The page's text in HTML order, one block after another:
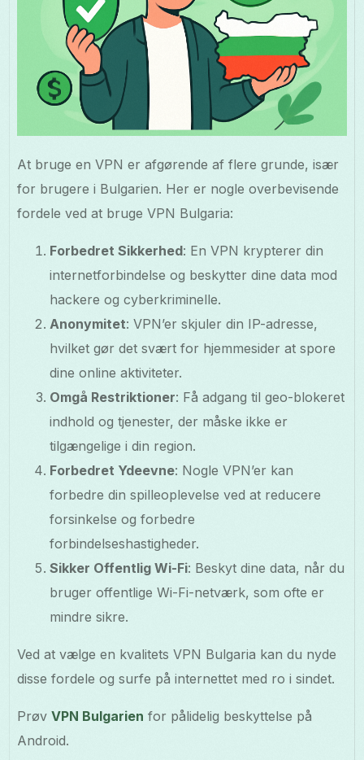
At bruge en VPN er afgørende af flere grunde, især
for brugere i Bulgarien. Her er nogle overbevisende
fordele ved at bruge VPN Bulgaria:
Forbedret Sikkerhed: En VPN krypterer din
internetforbindelse og beskytter dine data mod
hackere og cyberkriminelle.
Anonymitet: VPN’er skjuler din IP-adresse,
hvilket gør det svært for hjemmesider at spore
dine online aktiviteter.
Omgå Restriktioner: Få adgang til geo-blokeret
indhold og tjenester, der måske ikke er
tilgængelige i din region.
Forbedret Ydeevne: Nogle VPN’er kan
forbedre din spilleoplevelse ved at reducere
forsinkelse og forbedre
forbindelseshastigheder.
Sikker Offentlig Wi-Fi: Beskyt dine data, når du
bruger offentlige Wi-Fi-netværk, som ofte er
mindre sikre.
Ved at vælge en kvalitets VPN Bulgaria kan du nyde
disse fordele og surfe på internettet med ro i sindet.
PrøvVPN Bulgarien for pålidelig beskyttelse på
Android.